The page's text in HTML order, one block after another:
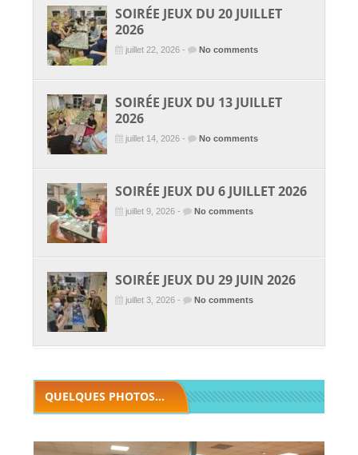
SOIRÉE JEUX DU 20 JUILLET
2026
juillet 22, 2026 - No comments
SOIRÉE JEUX DU 13 JUILLET
2026
juillet 14, 2026 - No comments
SOIRÉE JEUX DU 6 JUILLET 2026
juillet 9, 2026 - No comments
SOIRÉE JEUX DU 29 JUIN 2026
juillet 3, 2026 - No comments
QUELQUES PHOTOS...